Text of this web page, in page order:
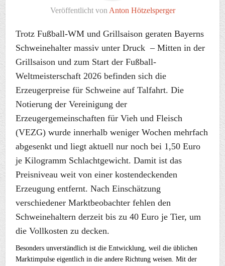
Veröffentlicht von Anton Hötzelsperger
Trotz Fußball-WM und Grillsaison geraten Bayerns
Schweinehalter massiv unter Druck – Mitten in der
Grillsaison und zum Start der Fußball-
Weltmeisterschaft 2026 befinden sich die
Erzeugerpreise für Schweine auf Talfahrt. Die
Notierung der Vereinigung der
Erzeugergemeinschaften für Vieh und Fleisch
(VEZG) wurde innerhalb weniger Wochen mehrfach
abgesenkt und liegt aktuell nur noch bei 1,50 Euro
je Kilogramm Schlachtgewicht. Damit ist das
Preisniveau weit von einer kostendeckenden
Erzeugung entfernt. Nach Einschätzung
verschiedener Marktbeobachter fehlen den
Schweinehaltern derzeit bis zu 40 Euro je Tier, um
die Vollkosten zu decken.
Besonders unverständlich ist die Entwicklung, weil die üblichen
Marktimpulse eigentlich in die andere Richtung weisen. Mit der